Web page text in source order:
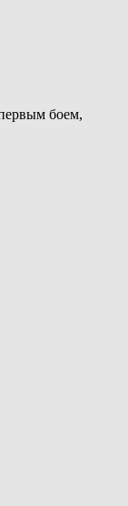
боем,